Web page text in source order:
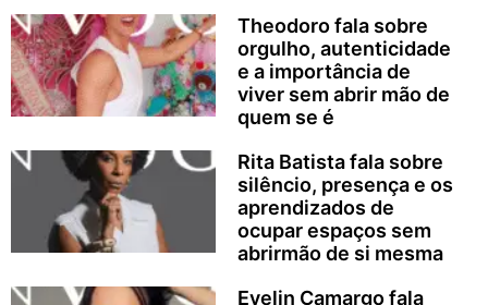
Theodoro fala sobre
orgulho, autenticidade
e a importância de
viver sem abrir mão de
quem se é
Rita Batista fala sobre
silêncio, presença e os
aprendizados de
ocupar espaços sem
abrirmão de si mesma
Evelin Camargo fala